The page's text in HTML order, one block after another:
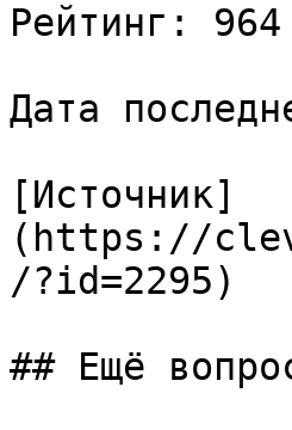
Рейтинг: 964
Дата
[Источник]
(https://
/?id=2295)
## Ещё